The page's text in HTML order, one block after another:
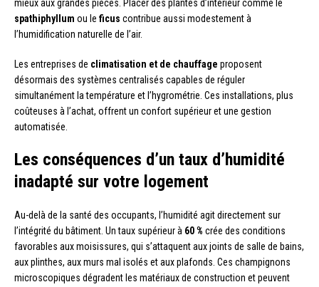
mieux aux grandes pièces. Placer des plantes d’intérieur comme le
spathiphyllum ou le ficus contribue aussi modestement à
l’humidification naturelle de l’air.
Les entreprises de climatisation et de chauffage proposent
désormais des systèmes centralisés capables de réguler
simultanément la température et l’hygrométrie. Ces installations, plus
coûteuses à l’achat, offrent un confort supérieur et une gestion
automatisée.
Les conséquences d’un taux d’humidité
inadapté sur votre logement
Au-delà de la santé des occupants, l’humidité agit directement sur
l’intégrité du bâtiment. Un taux supérieur à 60 % crée des conditions
favorables aux moisissures, qui s’attaquent aux joints de salle de bains,
aux plinthes, aux murs mal isolés et aux plafonds. Ces champignons
microscopiques dégradent les matériaux de construction et peuvent